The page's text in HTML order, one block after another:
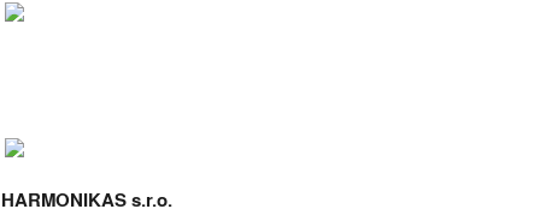
HARMONIKAS s.r.o.